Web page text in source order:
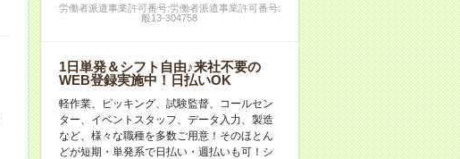
労働者派遣事業許可番号:労働者派遣事業許可番号:
般13-304758
1日単発＆シフト自由♪来社不要の
WEB登録実施中！日払いOK
軽作業、ピッキング、試験監督、コールセン
ター、イベントスタッフ、データ入力、製造
など、様々な職種を多数ご用意！そのほとん
どが短期・単発系で日払い・週払いも可！シ